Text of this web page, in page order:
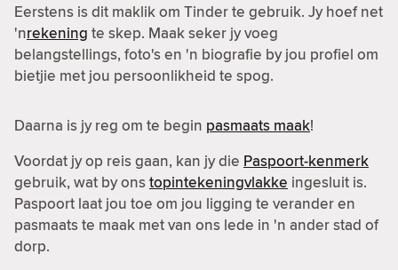
Eerstens is dit maklik om Tinder te gebruik. Jy hoef net
'nrekening te skep. Maak seker jy voeg
belangstellings, foto's en 'n biografie by jou profiel om
bietjie met jou persoonlikheid te spog.
Daarna is jy reg om te begin pasmaats maak!
Voordat jy op reis gaan, kan jy die Paspoort-kenmerk
gebruik, wat by onstopintekeningvlakke ingesluit is.
Paspoort laat jou toe om jou ligging te verander en
pasmaats te maak met van ons lede in 'n ander stad of
dorp.